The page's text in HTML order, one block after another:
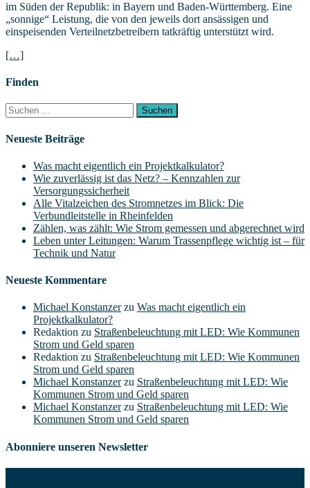
im Süden der Republik: in Bayern und Baden-Württemberg. Eine
„sonnige“ Leistung, die von den jeweils dort ansässigen und
einspeisenden Verteilnetzbetreibern tatkräftig unterstützt wird.
[…]
Finden
Suchen
nach:
Neueste Beiträge
Was macht eigentlich ein Projektkalkulator?
Wie zuverlässig ist das Netz? – Kennzahlen zur
Versorgungssicherheit
Alle Vitalzeichen des Stromnetzes im Blick: Die
Verbundleitstelle in Rheinfelden
Zählen, was zählt: Wie Strom gemessen und abgerechnet wird
Leben unter Leitungen: Warum Trassenpflege wichtig ist – für
Technik und Natur
Neueste Kommentare
Michael Konstanzerzu Was macht eigentlich ein
Projektkalkulator?
Redaktion zu Straßenbeleuchtung mit LED: Wie Kommunen
Strom und Geld sparen
Redaktion zu Straßenbeleuchtung mit LED: Wie Kommunen
Strom und Geld sparen
Michael Konstanzerzu Straßenbeleuchtung mit LED: Wie
Kommunen Strom und Geld sparen
Michael Konstanzerzu Straßenbeleuchtung mit LED: Wie
Kommunen Strom und Geld sparen
Abonniere unseren Newsletter